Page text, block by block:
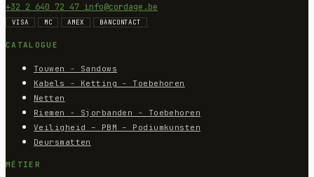
+32 2 640 72 47 info@cordage.be
VISA MC AMEX BANCONTACT
CATALOGUE
Touwen - Sandows
Kabels - Ketting - Toebehoren
Netten
Riemen - Sjorbanden - Toebehoren
Veiligheid – PBM – Podiumkunsten
Deursmatten
MÉTIER